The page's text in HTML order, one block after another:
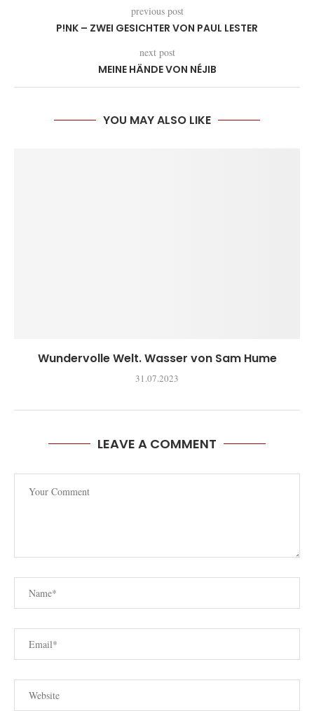
previous post
P!NK – ZWEI GESICHTER VON PAUL LESTER
next post
MEINE HÄNDE VON NÉJIB
YOU MAY ALSO LIKE
Wundervolle Welt. Wasser von Sam Hume
31.07.2023
LEAVE A COMMENT